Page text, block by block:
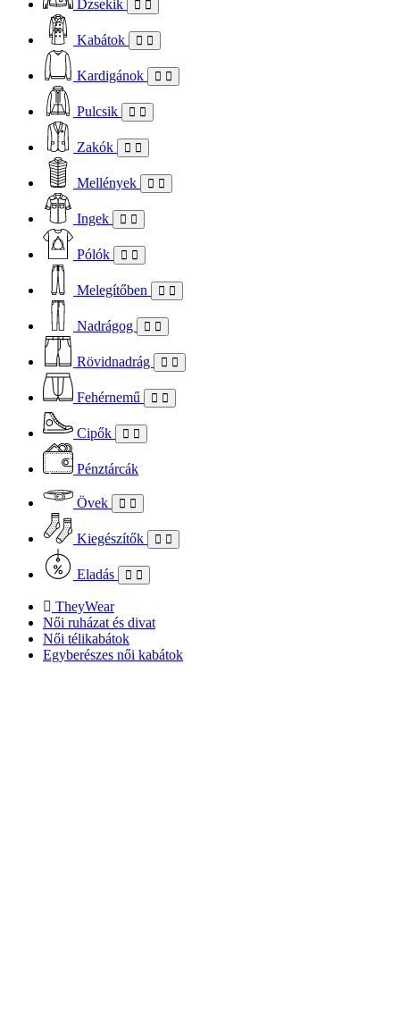
Dzsekik
Kabátok
Kardigánok
Pulcsik
Zakók
Mellények
Ingek
Pólók
Melegítőben
Nadrágog
Rövidnadrág
Fehérnemű
Cipők
Pénztárcák
Övek
Kiegészítők
Eladás
TheyWear
Női ruházat és divat
Női télikabátok
Egyberészes női kabátok